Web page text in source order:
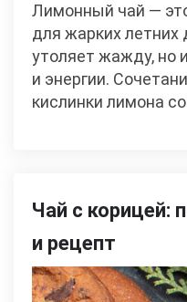
Лимонный чай —
для жарких летних
утоляет жажду, но
и энергии.
кислинки лимона
Чай с корицей:
и рецепт